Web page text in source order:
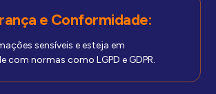
e Conformidade:
sensíveis e esteja em
com normas como LGPD e GDPR.